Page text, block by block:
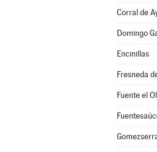
Corral de
Domingo
Encinillas
Fresneda
Fuente el